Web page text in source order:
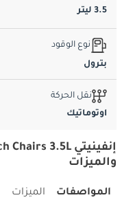
3.5 ليتر
نوع الوقود
بترول
نقل الحركة
اوتوماتيك
والميزات
المواصفات الميزات